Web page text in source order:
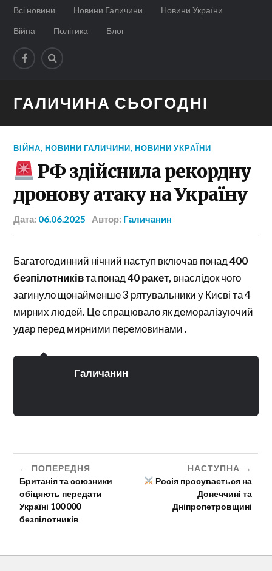
Всі новини Новини Галичини
Новини України
Війна
Політика Блог
ГАЛИЧИНА СЬОГОДНІ
ВІЙНА,НОВИНИ ГАЛИЧИНИ,НОВИНИ УКРАЇНИ
РФ здійснила рекордну
дронову атаку на Україну
Дата: 06.06.2025 Автор: Галичанин
Багатогодинний нічний наступ включав понад400
безпілотниківта понад40 ракет, внаслідок чого
загинуло щонайменше 3 рятувальники у Києві та 4
мирних людей. Це спрацювало як деморалізуючий
удар перед мирними перемовинами.
Галичанин
ПОПЕРЕДНЯ
Британія та союзники
обіцяють передати
Україні 100 000
безпілотників
НАСТУПНА
Росія просувається на
Донеччині та
Дніпропетровщині